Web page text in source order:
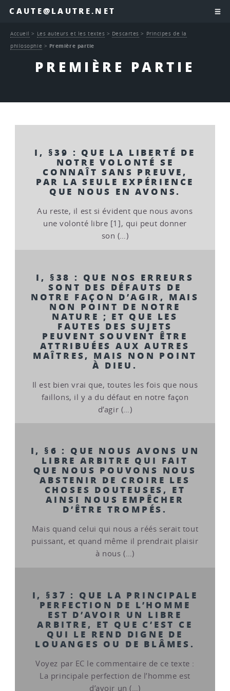
CAUTE@LAUTRE.NET
PREMIÈRE PARTIE
Accueil > Les auteurs et les textes > Descartes > Principes de la
philosophie > Première partie
I, §39 : QUE LA LIBERTÉ DE
NOTRE VOLONTÉ SE
CONNAÎT SANS PREUVE,
PAR LA SEULE EXPÉRIENCE
QUE NOUS EN AVONS.
Au reste, il est si évident que nous avons
une volonté libre [1], qui peut donner
son (…)
I, §38 : QUE NOS ERREURS
SONT DES DÉFAUTS DE
NOTRE FAÇON D’AGIR, MAIS
NON POINT DE NOTRE
NATURE ; ET QUE LES
FAUTES DES SUJETS
PEUVENT SOUVENT ÊTRE
ATTRIBUÉES AUX AUTRES
MAÎTRES, MAIS NON POINT
À DIEU.
Il est bien vrai que, toutes les fois que nous
faillons, il y a du défaut en notre façon
d’agir (…)
I, §6 : QUE NOUS AVONS UN
LIBRE ARBITRE QUI FAIT
QUE NOUS POUVONS NOUS
ABSTENIR DE CROIRE LES
CHOSES DOUTEUSES, ET
AINSI NOUS EMPÊCHER
D’ÊTRE TROMPÉS.
Mais quand celui qui nous a réés serait tout
puissant, et quand même il prendrait plaisir
à nous (…)
I, §37 : QUE LA PRINCIPALE
PERFECTION DE L’HOMME
EST D’AVOIR UN LIBRE
ARBITRE, ET QUE C’EST CE
QUI LE REND DIGNE DE
LOUANGES OU DE BLÂMES.
Voyez par EC le commentaire de ce texte :
La principale perfection de l’homme est
d’avoir un (…)